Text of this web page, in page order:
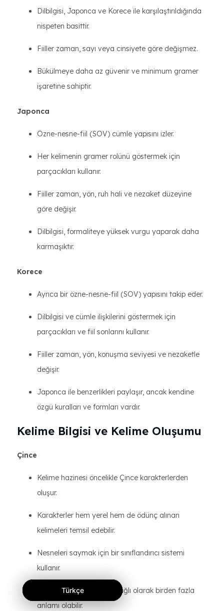
Dilbilgisi, Japonca ve Korece ile karşılaştırıldığında
nispeten basittir.
Fiiller zaman, sayı veya cinsiyete göre değişmez.
Bükülmeye daha az güvenir ve minimum gramer
işaretine sahiptir.
Japonca
Özne-nesne-fiil (SOV) cümle yapısını izler.
Her kelimenin gramer rolünü göstermek için
parçacıkları kullanır.
Fiiller zaman, yön, ruh hali ve nezaket düzeyine
göre değişir.
Dilbilgisi, formaliteye yüksek vurgu yaparak daha
karmaşıktır.
Korece
Ayrıca bir özne-nesne-fiil (SOV) yapısını takip eder.
Dilbilgisi ve cümle ilişkilerini göstermek için
parçacıkları ve fiil sonlarını kullanır.
Fiiller zaman, yön, konuşma seviyesi ve nezaketle
değişir.
Japonca ile benzerlikleri paylaşır, ancak kendine
özgü kuralları ve formları vardır.
Kelime Bilgisi ve Kelime Oluşumu
Çince
Kelime hazinesi öncelikle Çince karakterlerden
oluşur.
Karakterler hem yerel hem de ödünç alınan
kelimeleri temsil edebilir.
Nesneleri saymak için bir sınıflandırıcı sistemi
kullanır.
Bir karakterin bağlama bağlı olarak birden fazla
anlamı olabilir.
Türkçe
Türkçe
Türkçe